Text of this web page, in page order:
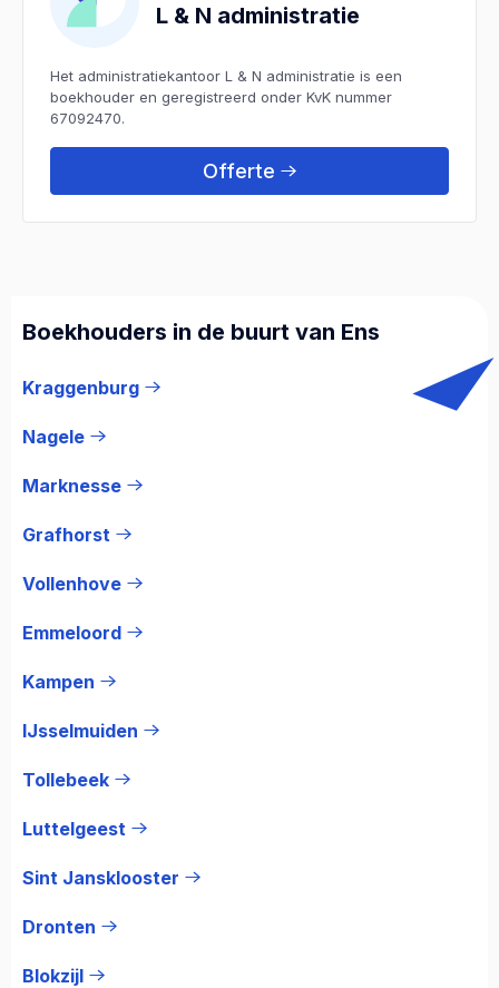
L & N administratie
Het administratiekantoor L & N administratie is een
boekhouder en geregistreerd onder KvK nummer
67092470.
Offerte
Boekhouders in de buurt van Ens
Kraggenburg
Nagele
Marknesse
Grafhorst
Vollenhove
Emmeloord
Kampen
IJsselmuiden
Tollebeek
Luttelgeest
Sint Jansklooster
Dronten
Blokzijl